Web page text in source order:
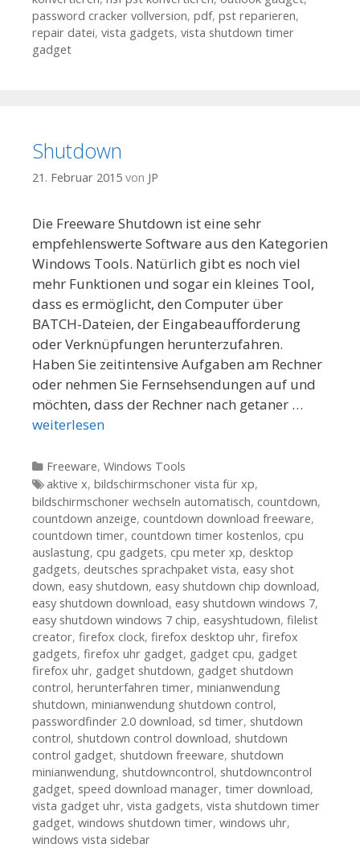
password cracker vollversion, pdf, pst reparieren,
repair datei, vista gadgets, vista shutdown timer
gadget
Shutdown
21. Februar 2015 von JP
Die Freeware Shutdown ist eine sehr
empfehlenswerte Software aus den Kategorien
Windows Tools. Natürlich gibt es noch viel
mehr Funktionen und sogar ein kleines Tool,
dass es ermöglicht, den Computer über
BATCH-Dateien, der Eingabeaufforderung
oder Verknüpfungen herunterzufahren.
Haben Sie zeitintensive Aufgaben am Rechner
oder nehmen Sie Fernsehsendungen auf und
möchten, dass der Rechner nach getaner …
weiterlesen
Kategorien
Freeware, Windows Tools
Tags
aktive x, bildschirmschoner vista für xp,
bildschirmschoner wechseln automatisch, countdown,
countdown anzeige, countdown download freeware,
countdown timer, countdown timer kostenlos, cpu
auslastung, cpu gadgets, cpu meter xp, desktop
gadgets, deutsches sprachpaket vista, easy shot
down, easy shutdown, easy shutdown chip download,
easy shutdown download, easy shutdown windows 7,
easy shutdown windows 7 chip, easyshtudown, filelist
creator, firefox clock, firefox desktop uhr, firefox
gadgets, firefox uhr gadget, gadget cpu, gadget
firefox uhr, gadget shutdown, gadget shutdown
control, herunterfahren timer, minianwendung
shutdown, minianwendung shutdown control,
passwordfinder 2.0 download, sd timer, shutdown
control, shutdown control download, shutdown
control gadget, shutdown freeware, shutdown
minianwendung, shutdowncontrol, shutdowncontrol
gadget, speed download manager, timer download,
vista gadget uhr, vista gadgets, vista shutdown timer
gadget, windows shutdown timer, windows uhr,
windows vista sidebar